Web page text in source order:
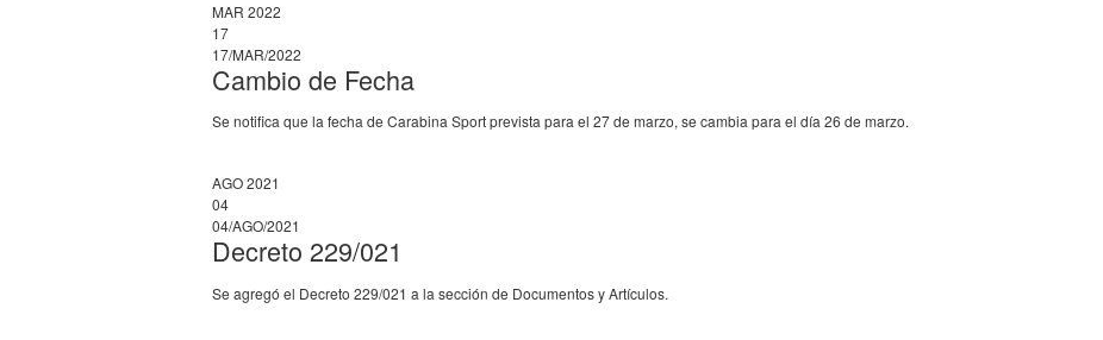
MAR 2022
17
17/MAR/2022
Cambio de Fecha
Se notifica que la fecha de Carabina Sport prevista para el 27 de marzo, se cambia para el día 26 de marzo.
AGO 2021
04
04/AGO/2021
Decreto 229/021
Se agregó el Decreto 229/021 a la sección de Documentos y Artículos.